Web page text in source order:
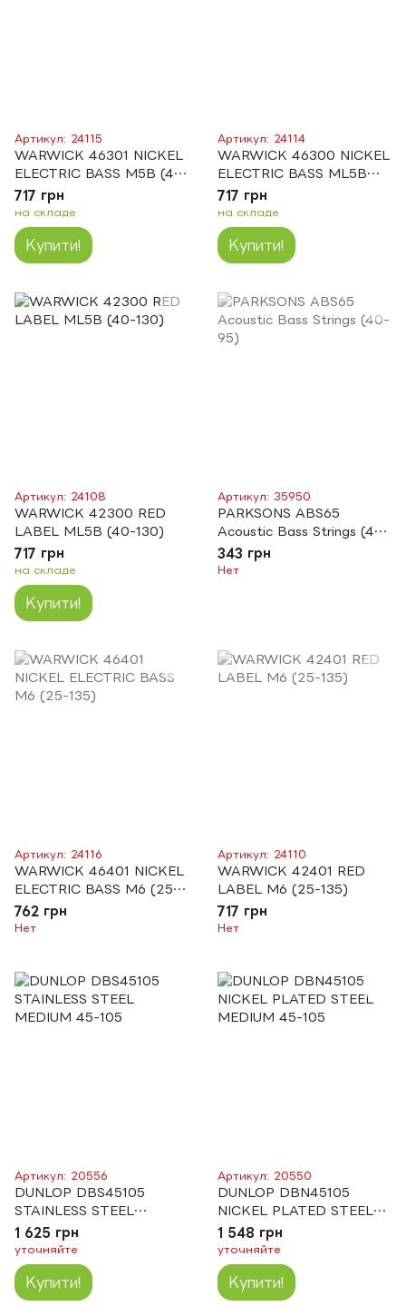
Артикул: 24115
WARWICK 46301 NICKEL
ELECTRIC BASS M5B (45-
135)
717 грн
на складе
Купити!
Артикул: 24114
WARWICK 46300 NICKEL
ELECTRIC BASS ML5B
40-130
717 грн
на складе
Купити!
Артикул: 24108
WARWICK 42300 RED
LABEL ML5B (40-130)
717 грн
на складе
Купити!
Артикул: 35950
PARKSONS ABS65
Acoustic Bass Strings (40-
95)
343 грн
Нет
Артикул: 24116
WARWICK 46401 NICKEL
ELECTRIC BASS M6 (25-
135)
762 грн
Нет
Артикул: 24110
WARWICK 42401 RED
LABEL M6 (25-135)
717 грн
Нет
Артикул: 20556
DUNLOP DBS45105
STAINLESS STEEL
MEDIUM 45-105
1 625 грн
уточняйте
Купити!
Артикул: 20550
DUNLOP DBN45105
NICKEL PLATED STEEL
MEDIUM 45-105
1 548 грн
уточняйте
Купити!